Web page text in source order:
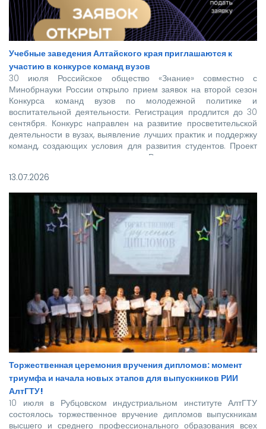
Учебные заведения Алтайского края приглашаются к
участию в конкурсе команд вузов
30 июля Российское общество «Знание» совместно с
Минобрнауки России открыло прием заявок на второй сезон
Конкурса команд вузов по молодежной политике и
воспитательной деятельности. Регистрация продлится до 30
сентября. Конкурс направлен на развитие просветительской
деятельности в вузах, выявление лучших практик и поддержку
команд, создающих условия для развития студентов. Проект
реализуется при поддержке Росмолодежи в рамках
13.07.2026
Торжественная церемония вручения дипломов: момент
триумфа и начала новых этапов для выпускников РИИ
АлтГТУ!
10 июля в Рубцовском индустриальном институте АлтГТУ
состоялось торжественное вручение дипломов выпускникам
высшего и среднего профессионального образования всех